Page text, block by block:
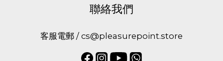
聯絡我們
客服電郵 / cs@pleasurepoint.store